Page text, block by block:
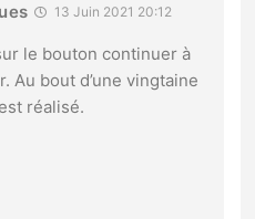
13 Juin 2021 20:12
le bouton continuer à
Au bout d’une vingtaine
réalisé.